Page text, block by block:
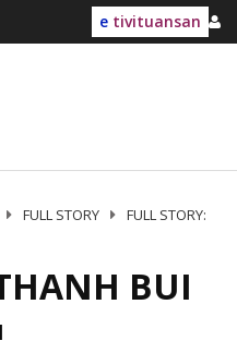
e tivituansan
FULL STORY
FULL STORY:
BUI